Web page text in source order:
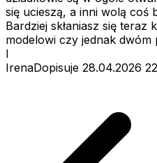
się ucieszą, a inni wolą coś
Bardziej skłaniasz się teraz
modelowi czy jednak dwóm
I
IrenaDopisuje 28.04.2026